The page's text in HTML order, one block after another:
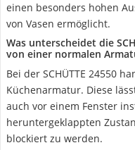
einen besonders hohen
von Vasen ermöglicht.
Was unterscheidet die
von einer normalen
Bei der SCHÜTTE 24550
Küchenarmatur. Diese
auch vor einem Fenster
heruntergeklappten
blockiert zu werden.